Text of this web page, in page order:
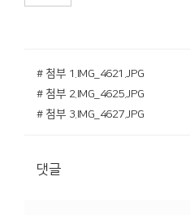
# 첨부 1.IMG_4621.JPG
# 첨부 2.IMG_4625.JPG
# 첨부 3.IMG_4627.JPG
댓글